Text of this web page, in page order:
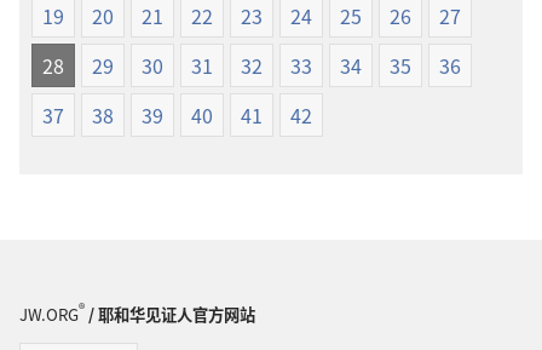
19
20 21 22 23 24 25 26
27
28
29 30 31 32 33 34 35
36
37
38 39 40 41 42
JW.ORG® / 耶和华见证人官方网站